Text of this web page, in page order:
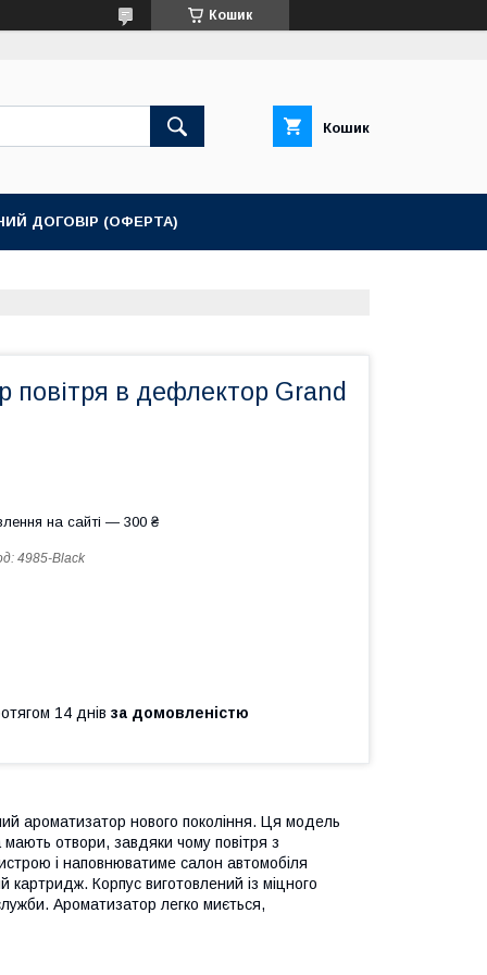
Кошик
Кошик
ДОГОВІР (ОФЕРТА)
повітря в дефлектор Grand
на сайті — 300 ₴
4985-Black
14 днів за домовленістю
ароматизатор нового покоління. Ця модель
мають отвори, завдяки чому повітря з
і наповнюватиме салон автомобіля
Корпус виготовлений із міцного
Ароматизатор легко миється,